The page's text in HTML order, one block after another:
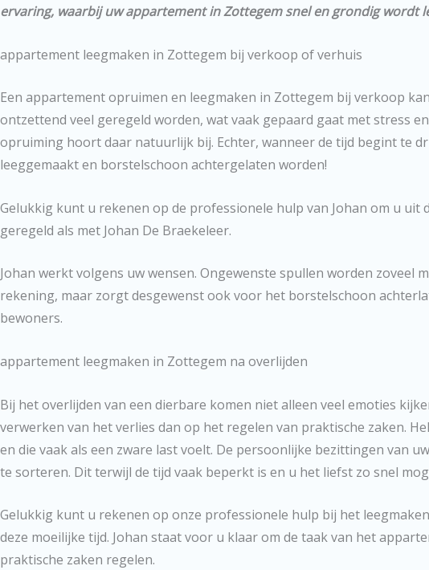
ervaring, waarbij uw appartement in Zottegem snel en grondig wordt
appartement leegmaken in Zottegem bij verkoop of verhuis
Een appartement opruimen en leegmaken in Zottegem bij verkoop
ontzettend veel geregeld worden, wat vaak gepaard gaat met stress
opruiming hoort daar natuurlijk bij. Echter, wanneer de tijd begint te
leeggemaakt en borstelschoon achtergelaten worden!
Gelukkig kunt u rekenen op de professionele hulp van Johan om u
geregeld als met Johan De Braekeleer.
Johan werkt volgens uw wensen. Ongewenste spullen worden
rekening, maar zorgt desgewenst ook voor het borstelschoon
bewoners.
appartement leegmaken in Zottegem na overlijden
Bij het overlijden van een dierbare komen niet alleen veel emoties
verwerken van het verlies dan op het regelen van praktische zaken.
en die vaak als een zware last voelt. De persoonlijke bezittingen van
te sorteren. Dit terwijl de tijd vaak beperkt is en u het liefst zo snel
Gelukkig kunt u rekenen op onze professionele hulp bij het
deze moeilijke tijd. Johan staat voor u klaar om de taak van het
praktische zaken regelen.